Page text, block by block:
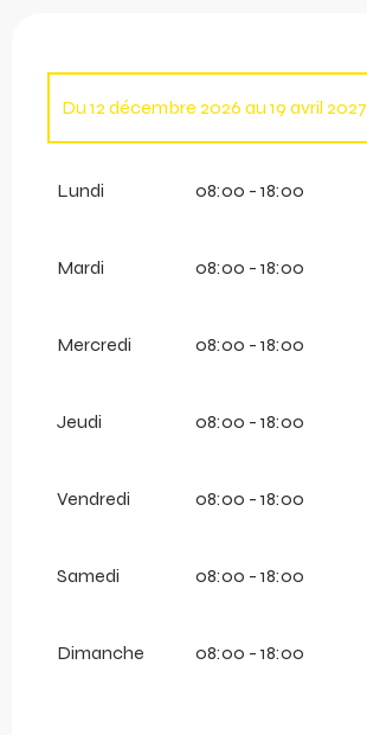
Du12 décembre 2026 au19 avril 2027
Lundi 08:00 - 18:00
Mardi 08:00 - 18:00
Mercredi 08:00 - 18:00
Jeudi 08:00 - 18:00
Vendredi 08:00 - 18:00
Samedi 08:00 - 18:00
Dimanche 08:00 - 18:00